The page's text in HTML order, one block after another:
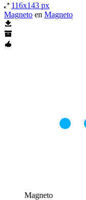
116x143 px
Magneto en Magneto
Magneto